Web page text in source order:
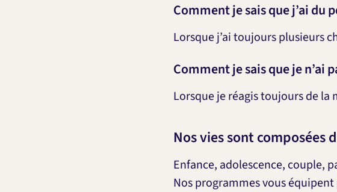
Comment je sais que j’ai du
Lorsque j’ai toujours plusieurs
Comment je sais que je n’ai
Lorsque je réagis toujours de
Nos vies sont composées
Enfance, adolescence, couple,
Nos programmes vous